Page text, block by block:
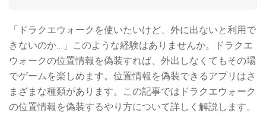
「ドラクエウォークを使いたいけど、外に出ないと利用で
きないのか…」このような経験はありませんか。ドラクエ
ウォークの位置情報を偽装すれば、外出しなくてもその場
でゲームを楽しめます。位置情報を偽装できるアプリはさ
まざまな種類があります。この記事ではドラクエウォーク
の位置情報を偽装するやり方について詳しく解説します。